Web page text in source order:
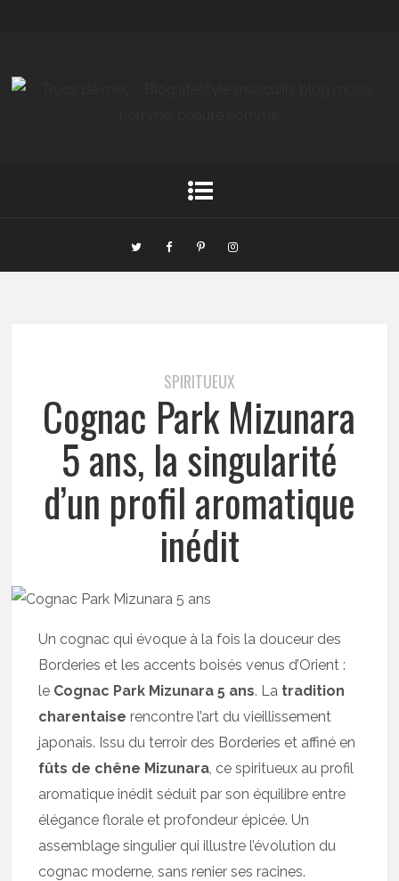
SPIRITUEUX
Cognac Park Mizunara
5 ans, la singularité
d’un profil aromatique
inédit
Un cognac qui évoque à la fois la douceur des
Borderies et les accents boisés venus d’Orient :
le Cognac Park Mizunara 5 ans. La tradition
charentaise rencontre l’art du vieillissement
japonais. Issu du terroir des Borderies et affiné en
fûts de chêne Mizunara, ce spiritueux au profil
aromatique inédit séduit par son équilibre entre
élégance florale et profondeur épicée. Un
assemblage singulier qui illustre l’évolution du
cognac moderne, sans renier ses racines.